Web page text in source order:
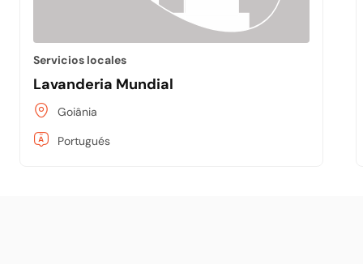
Servicios locales
Lavanderia Mundial
Goiânia
Portugués